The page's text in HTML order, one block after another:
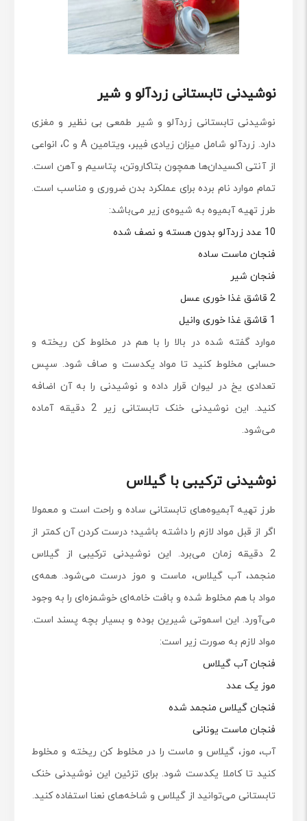
نوشیدنی تابستانی زردآلو و شیر
نوشیدنی تابستانی زردآلو و شیر طمعی بی نظیر و مغزی
دارد. زردآلو شامل میزان زیادی فیبر، ویتامین A و C، انواعی
از آنتی اکسیدان‌ها همچون بتاکاروتن، پتاسیم و آهن است.
تمام موارد نام برده برای عملکرد بدن ضروری و مناسب است.
طرز تهیه آبمیوه به شیوه‌ی زیر می‌باشد:
10 عدد زردآلو بدون هسته و نصف شده
فنجان ماست ساده
فنجان شیر
2 قاشق غذا خوری عسل
1 قاشق غذا خوری وانیل
موارد گفته شده در بالا را با هم در مخلوط کن ریخته و
حسابی مخلوط کنید تا مواد یکدست و صاف شود. سپس
تعدادی یخ در لیوان قرار داده و نوشیدنی را به آن اضافه
کنید. این نوشیدنی خنک تابستانی زیر 2 دقیقه آماده
می‌شود.
نوشیدنی ترکیبی با گیلاس
طرز تهیه‌ آبمیوه‌های تابستانی ساده و راحت است و معمولا
اگر از قبل مواد لازم را داشته باشید؛ درست کردن آن کمتر از
2 دقیقه زمان می‌برد. این نوشیدنی ترکیبی از گیلاس
منجمد، آب گیلاس، ماست و موز درست می‌شود. همه‌ی
مواد با هم مخلوط شده و بافت خامه‌ای خوشمزه‌ای را به وجود
می‌آورد. این اسموتی شیرین بوده و بسیار بچه پسند است.
مواد لازم به صورت زیر است:
فنجان آب گیلاس
موز یک عدد
فنجان گیلاس منجمد شده
فنجان ماست یونانی
آب، موز، گیلاس و ماست را در مخلوط کن ریخته و مخلوط
کنید تا کاملا یکدست شود. برای تزئین این نوشیدنی خنک
تابستانی می‌توانید از گیلاس و شاخه‌های نعنا استفاده کنید.